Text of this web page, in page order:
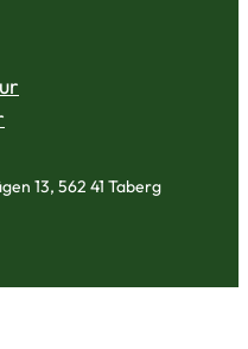
13, 562 41 Taberg